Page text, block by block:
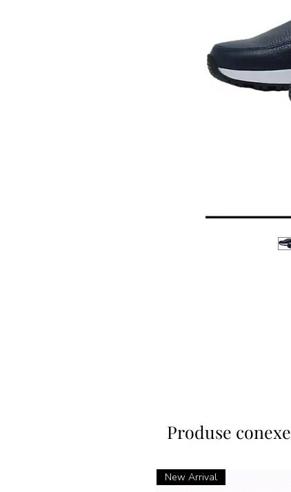
Produse conexe
New Arrival